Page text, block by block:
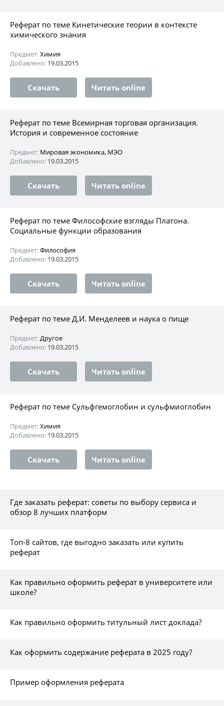
Реферат по теме Кинетические теории в контексте
химического знания
Предмет:Химия
Добавлено: 19.03.2015
Скачать Читать online
Реферат по теме Всемирная торговая организация.
История и современное состояние
Предмет: Мировая экономика, МЭО
Добавлено: 19.03.2015
Скачать Читать online
Реферат по теме Философские взгляды Платона.
Социальные функции образования
Предмет:Философия
Добавлено: 19.03.2015
Скачать Читать online
Реферат по теме Д.И. Менделеев и наука о пище
Предмет:Другое
Добавлено: 19.03.2015
Скачать Читать online
Реферат по теме Cульфгемоглобин и сульфмиоглобин
Предмет:Химия
Добавлено: 19.03.2015
Скачать Читать online
Где заказать реферат: советы по выбору сервиса и
обзор 8 лучших платформ
Топ-8 сайтов, где выгодно заказать или купить
реферат
Как правильно оформить реферат в университете или
школе?
Как правильно оформить титульный лист доклада?
Как оформить содержание реферата в 2025 году?
Пример оформления реферата